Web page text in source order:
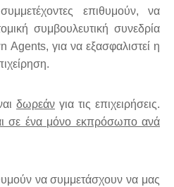
επιθυμούν, να
συμβουλευτική συνεδρία
Agents, για να εξασφαλιστεί η
δωρεάν για τις επιχειρήσεις.
σε ένα μόνο εκπρόσωπο ανά
να συμμετάσχουν να μας